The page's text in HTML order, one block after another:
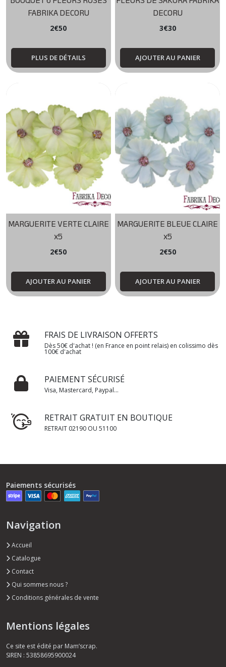
FABRIKA DECORU
2€50
PLUS DE DÉTAILS
DECORU
3€30
AJOUTER AU PANIER
MARGUERITE VERTE CLAIRE
x5
2€50
AJOUTER AU PANIER
MARGUERITE BLEUE CLAIRE
x5
2€50
AJOUTER AU PANIER
FRAIS DE LIVRAISON OFFERTS
Dès 50€ d'achat ! (en France en point relais) en colissimo dès
100€ d'achat
PAIEMENT SÉCURISÉ
Visa, Mastercard, Paypal...
RETRAIT GRATUIT EN BOUTIQUE
RETRAIT 02190 OU 51100
Paiements sécurisés
Navigation
Accueil
Catalogue
Contact
Qui sommes nous ?
Conditions générales de vente
Mentions légales
Ce site est édité par Mam’scrap.
SIREN : 53858695900024